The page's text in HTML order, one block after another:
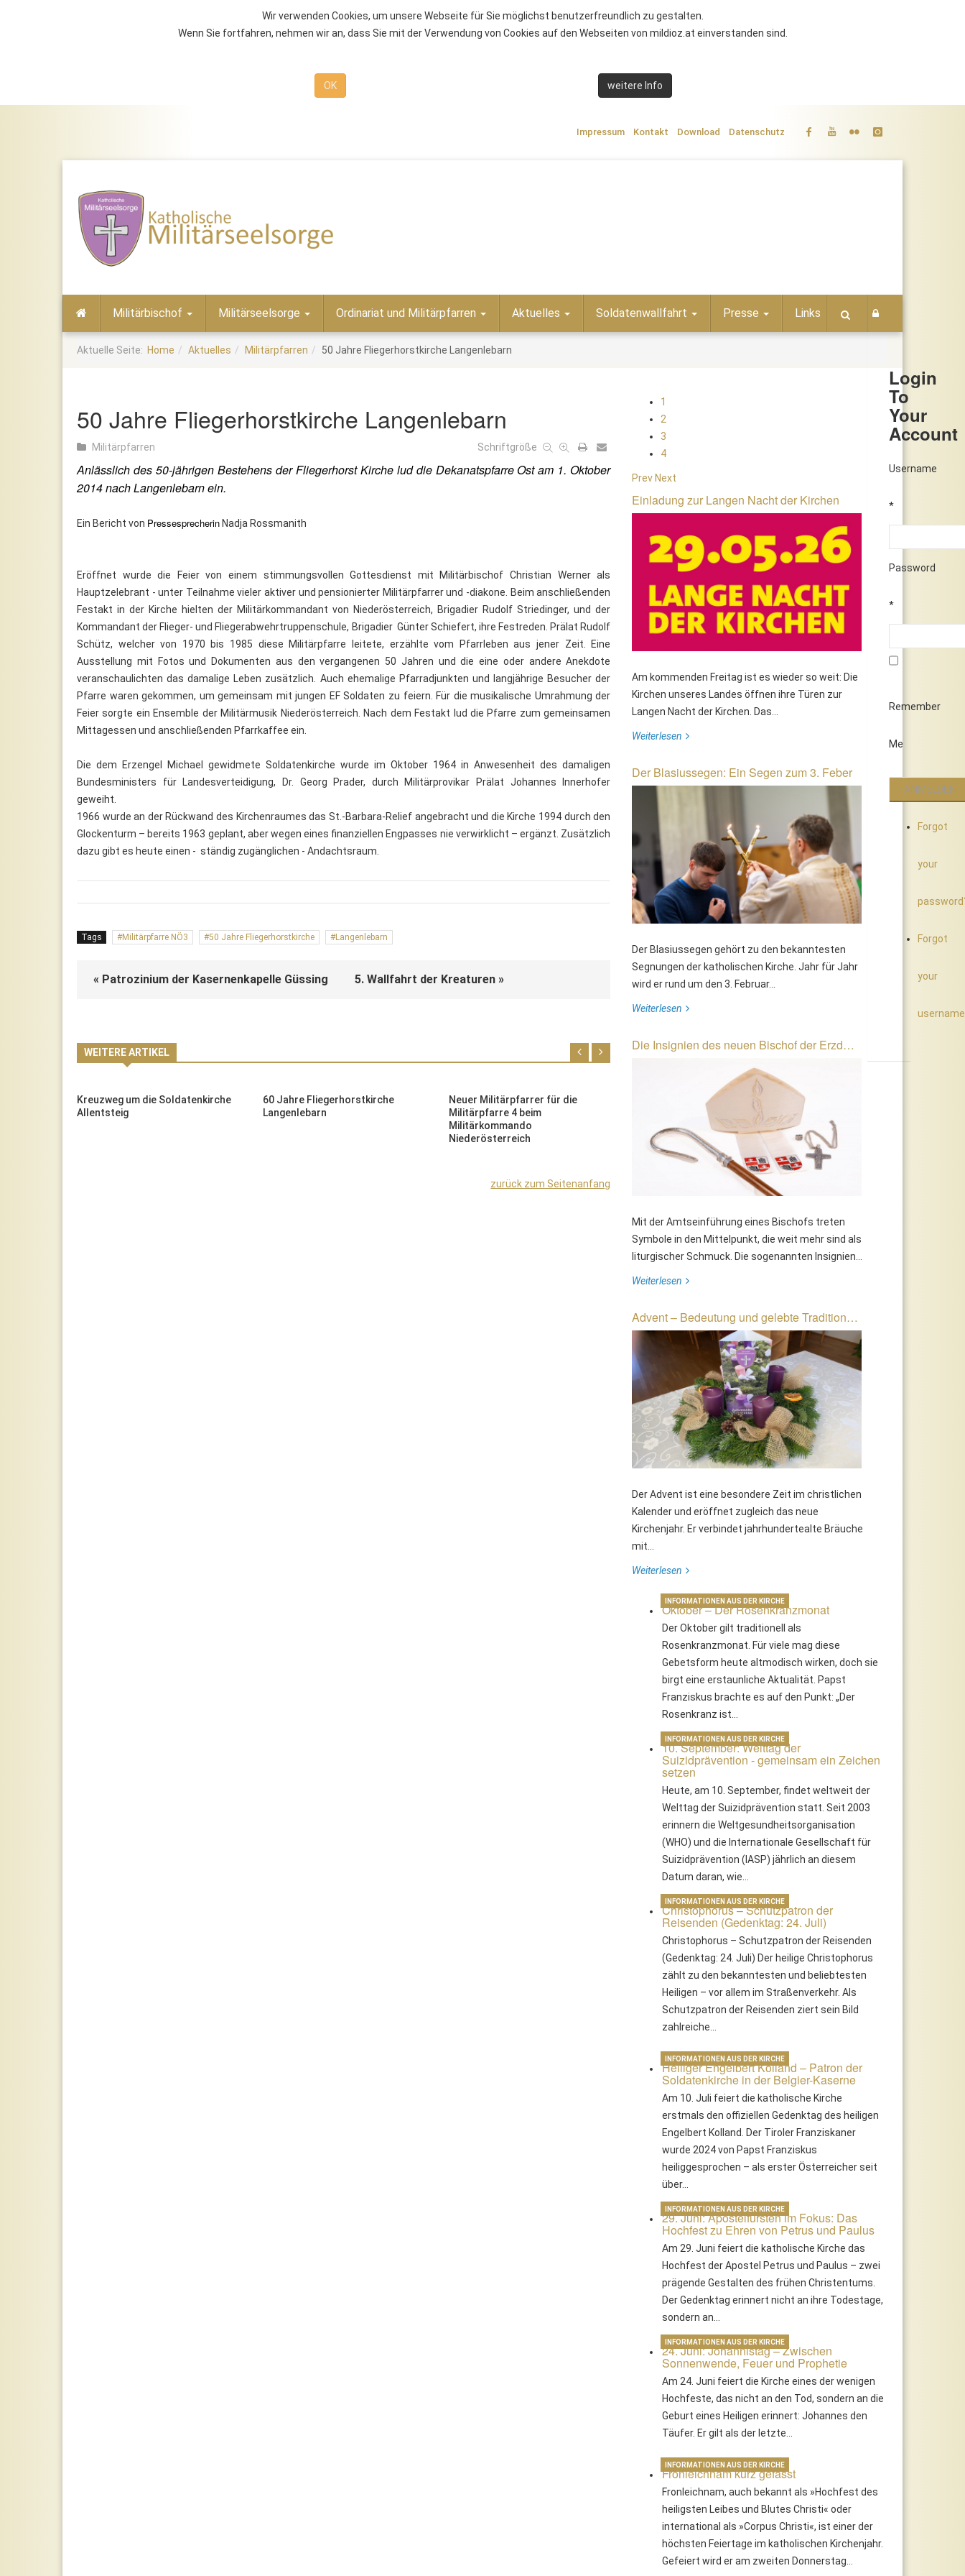
Wir verwenden Cookies, um unsere Webseite für Sie möglichst benutzerfreundlich zu gestalten.
Wenn Sie fortfahren, nehmen wir an, dass Sie mit der Verwendung von Cookies auf den Webseiten von mildioz.at einverstanden sind.
OK weitere Info
Impressum Kontakt Download Datenschutz
Login
To
Your
Account
Username
*
Password
*
Remember
Me
Forgot
your
Forgot
your
Home
Militärbischof Militärseelsorge Ordinariat und Militärpfarren Aktuelles Soldatenwallfahrt Presse Links
Aktuelle Seite: Home Aktuelles Militärpfarren 50 Jahre Fliegerhorstkirche Langenlebarn
50 Jahre Fliegerhorstkirche Langenlebarn
Militärpfarren Schriftgröße
Anlässlich des 50-jährigen Bestehens der Fliegerhorst Kirche lud die Dekanatspfarre Ost am 1. Oktober
2014 nach Langenlebarn ein.
Ein Bericht von Pressesprecherin Nadja Rossmanith
Eröffnet wurde die Feier von einem stimmungsvollen Gottesdienst mit Militärbischof Christian Werner als
Hauptzelebrant - unter Teilnahme vieler aktiver und pensionierter Militärpfarrer und -diakone. Beim anschließenden
Festakt in der Kirche hielten der Militärkommandant von Niederösterreich, Brigadier Rudolf Striedinger, und der
Kommandant der Flieger- und Fliegerabwehrtruppenschule, Brigadier Günter Schiefert, ihre Festreden. Prälat Rudolf
Schütz, welcher von 1970 bis 1985 diese Militärpfarre leitete, erzählte vom Pfarrleben aus jener Zeit. Eine
Ausstellung mit Fotos und Dokumenten aus den vergangenen 50 Jahren und die eine oder andere Anekdote
veranschaulichten das damalige Leben zusätzlich. Auch ehemalige Pfarradjunkten und langjährige Besucher der
Pfarre waren gekommen, um gemeinsam mit jungen EF Soldaten zu feiern. Für die musikalische Umrahmung der
Feier sorgte ein Ensemble der Militärmusik Niederösterreich. Nach dem Festakt lud die Pfarre zum gemeinsamen
Mittagessen und anschließenden Pfarrkaffee ein.
Die dem Erzengel Michael gewidmete Soldatenkirche wurde im Oktober 1964 in Anwesenheit des damaligen
Bundesministers für Landesverteidigung, Dr. Georg Prader, durch Militärprovikar Prälat Johannes Innerhofer
geweiht.
1966 wurde an der Rückwand des Kirchenraumes das St.-Barbara-Relief angebracht und die Kirche 1994 durch den
Glockenturm – bereits 1963 geplant, aber wegen eines finanziellen Engpasses nie verwirklicht – ergänzt. Zusätzlich
dazu gibt es heute einen - ständig zugänglichen - Andachtsraum.
Tags Militärpfarre NÖ3 50 Jahre Fliegerhorstkirche Langenlebarn
« Patrozinium der Kasernenkapelle Güssing 5. Wallfahrt der Kreaturen »
WEITERE ARTIKEL
Kreuzweg um die Soldatenkirche
Allentsteig
60 Jahre Fliegerhorstkirche
Langenlebarn
Neuer Militärpfarrer für die
Militärpfarre 4 beim
Militärkommando
Niederösterreich
Neuer Name für Fliegerhorst
Brumowski: Fliegerhorst Leopold
Figl – Flugplatz General Pabisch
Militärkommando
Niederöstereich in
zurück zum Seitenanfang
1
2
3
4
Prev Next
Einladung zur Langen Nacht der Kirchen
Am kommenden Freitag ist es wieder so weit: Die
Kirchen unseres Landes öffnen ihre Türen zur
Langen Nacht der Kirchen. Das...
Weiterlesen
Der Blasiussegen: Ein Segen zum 3. Feber
Der Blasiussegen gehört zu den bekanntesten
Segnungen der katholischen Kirche. Jahr für Jahr
wird er rund um den 3. Februar...
Weiterlesen
Die Insignien des neuen Bischof der Erzd…
Mit der Amtseinführung eines Bischofs treten
Symbole in den Mittelpunkt, die weit mehr sind als
liturgischer Schmuck. Die sogenannten Insignien...
Weiterlesen
Advent – Bedeutung und gelebte Tradition…
Der Advent ist eine besondere Zeit im christlichen
Kalender und eröffnet zugleich das neue
Kirchenjahr. Er verbindet jahrhundertealte Bräuche
mit...
Weiterlesen
Oktober – Der Rosenkranzmonat
Der Oktober gilt traditionell als
Rosenkranzmonat. Für viele mag diese
Gebetsform heute altmodisch wirken, doch sie
birgt eine erstaunliche Aktualität. Papst
Franziskus brachte es auf den Punkt: „Der
Rosenkranz ist…
INFORMATIONEN AUS DER KIRCHE
10. September: Welttag der
Suizidprävention - gemeinsam ein Zeichen
setzen
Heute, am 10. September, findet weltweit der
Welttag der Suizidprävention statt. Seit 2003
erinnern die Weltgesundheitsorganisation
(WHO) und die Internationale Gesellschaft für
Suizidprävention (IASP) jährlich an diesem
Datum daran, wie…
INFORMATIONEN AUS DER KIRCHE
Christophorus – Schutzpatron der
Reisenden (Gedenktag: 24. Juli)
Christophorus – Schutzpatron der Reisenden
(Gedenktag: 24. Juli) Der heilige Christophorus
zählt zu den bekanntesten und beliebtesten
Heiligen – vor allem im Straßenverkehr. Als
Schutzpatron der Reisenden ziert sein Bild
zahlreiche…
INFORMATIONEN AUS DER KIRCHE
Heiliger Engelbert Kolland – Patron der
Soldatenkirche in der Belgier-Kaserne
Am 10. Juli feiert die katholische Kirche
erstmals den offiziellen Gedenktag des heiligen
Engelbert Kolland. Der Tiroler Franziskaner
wurde 2024 von Papst Franziskus
heiliggesprochen – als erster Österreicher seit
über…
INFORMATIONEN AUS DER KIRCHE
29. Juni: Apostelfürsten im Fokus: Das
Hochfest zu Ehren von Petrus und Paulus
Am 29. Juni feiert die katholische Kirche das
Hochfest der Apostel Petrus und Paulus – zwei
prägende Gestalten des frühen Christentums.
Der Gedenktag erinnert nicht an ihre Todestage,
sondern an…
INFORMATIONEN AUS DER KIRCHE
24. Juni: Johannistag – Zwischen
Sonnenwende, Feuer und Prophetie
Am 24. Juni feiert die Kirche eines der wenigen
Hochfeste, das nicht an den Tod, sondern an die
Geburt eines Heiligen erinnert: Johannes den
Täufer. Er gilt als der letzte…
INFORMATIONEN AUS DER KIRCHE
Fronleichnam kurz gefasst
Fronleichnam, auch bekannt als »Hochfest des
heiligsten Leibes und Blutes Christi« oder
international als »Corpus Christi«, ist einer der
höchsten Feiertage im katholischen Kirchenjahr.
Gefeiert wird er am zweiten Donnerstag…
INFORMATIONEN AUS DER KIRCHE